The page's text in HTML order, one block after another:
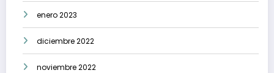
enero 2023
diciembre 2022
noviembre 2022